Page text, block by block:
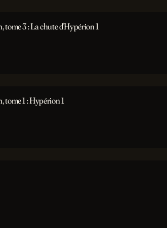
tome 3 : La chute d'Hypérion 1
tome 1 : Hypérion 1